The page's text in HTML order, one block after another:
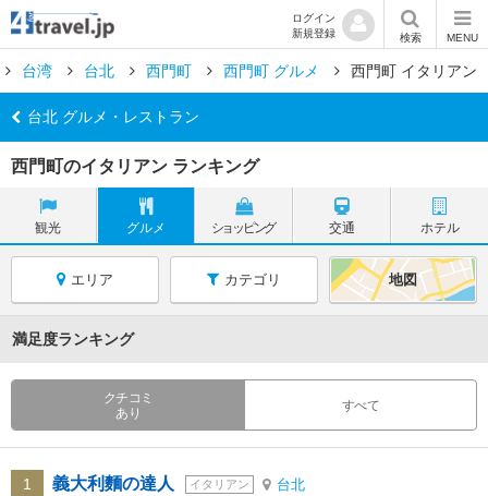
ログイン
新規登録
検索 MENU
台湾 台北 西門町 西門町 グルメ 西門町 イタリアン
台北 グルメ・レストラン
西門町のイタリアン ランキング
観光 グルメ ショッピング 交通 ホテル
エリア カテゴリ 地図
満足度ランキング
クチコミ
あり
すべて
1 義大利麵の達人 イタリアン 台北